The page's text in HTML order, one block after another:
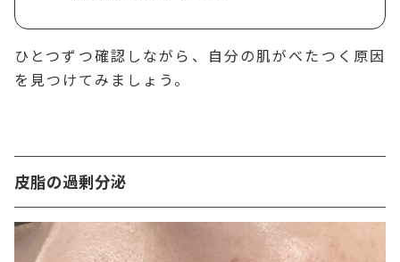
ひとつずつ確認しながら、自分の肌がべたつく原因
を見つけてみましょう。
皮脂の過剰分泌